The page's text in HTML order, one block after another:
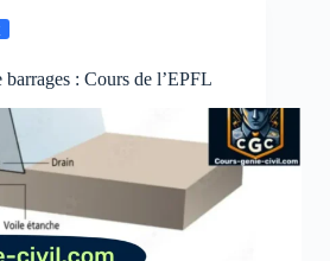
: Cours de l’EPFL